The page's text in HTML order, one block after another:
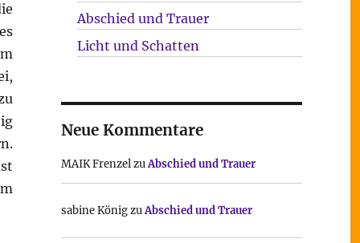
Abschied und Trauer
Licht und Schatten
Neue Kommentare
MAIK FrenzelzuAbschied und Trauer
sabine KönigzuAbschied und Trauer